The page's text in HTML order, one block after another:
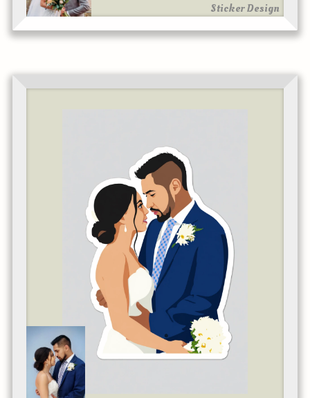
Sticker Design